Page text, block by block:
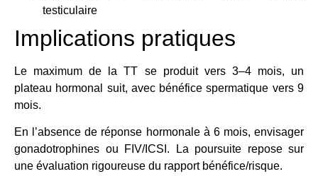
testiculaire
Implications pratiques
Le maximum de la TT se produit vers 3–4 mois, un
plateau hormonal suit, avec bénéfice spermatique vers 9
mois.
En l’absence de réponse hormonale à 6 mois, envisager
gonadotrophines ou FIV/ICSI. La poursuite repose sur
une évaluation rigoureuse du rapport bénéfice/risque.